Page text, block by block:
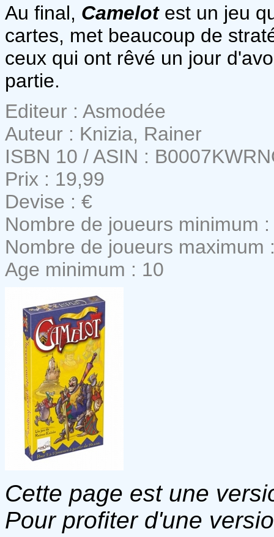
Au final, Camelotest un jeu
cartes, met beaucoup de
ceux qui ont rêvé un jour
partie.
Editeur : Asmodée
Auteur : Knizia, Rainer
ISBN 10 / ASIN :
Prix : 19,99
Devise : €
Nombre de joueurs minimum
Nombre de joueurs maximum
Age minimum : 10
Cette page est une
Pour profiter d'une